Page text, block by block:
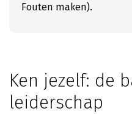
Fouten maken).
Ken jezelf: de
leiderschap